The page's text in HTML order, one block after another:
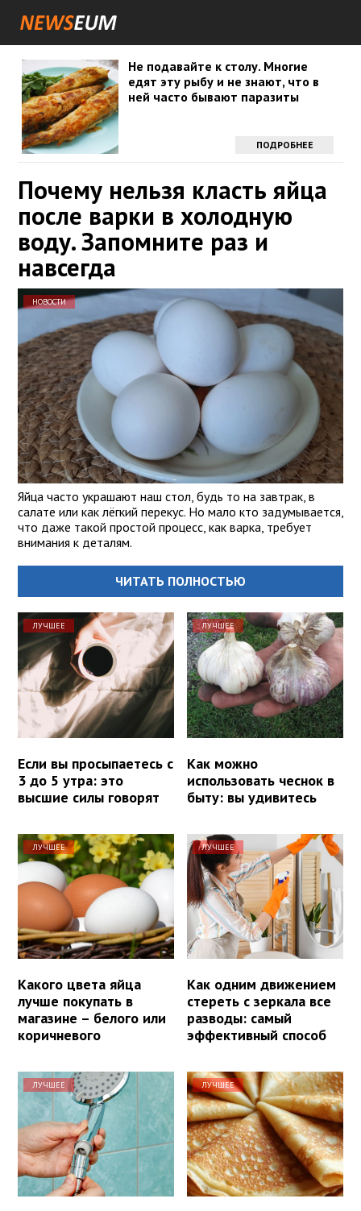
Не подавайте к столу. Многие
едят эту рыбу и не знают, что в
ней часто бывают паразиты
ПОДРОБНЕЕ
Почему нельзя класть яйца
после варки в холодную
воду. Запомните раз и
навсегда
НОВОСТИ
Яйца часто украшают наш стол, будь то на завтрак, в
салате или как лёгкий перекус. Но мало кто задумывается,
что даже такой простой процесс, как варка, требует
внимания к деталям.
ЧИТАТЬ ПОЛНОСТЬЮ
ЛУЧШЕЕ
Если вы просыпаетесь с
3 до 5 утра: это
высшие силы говорят
ЛУЧШЕЕ
Как можно
использовать чеснок в
быту: вы удивитесь
ЛУЧШЕЕ
Какого цвета яйца
лучше покупать в
магазине – белого или
коричневого
ЛУЧШЕЕ
Как одним движением
стереть с зеркала все
разводы: самый
эффективный способ
ЛУЧШЕЕ ЛУЧШЕЕ